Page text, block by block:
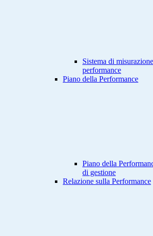
Sistema di
performance
Piano della Performance
Piano della
di gestione
Relazione sulla Performance